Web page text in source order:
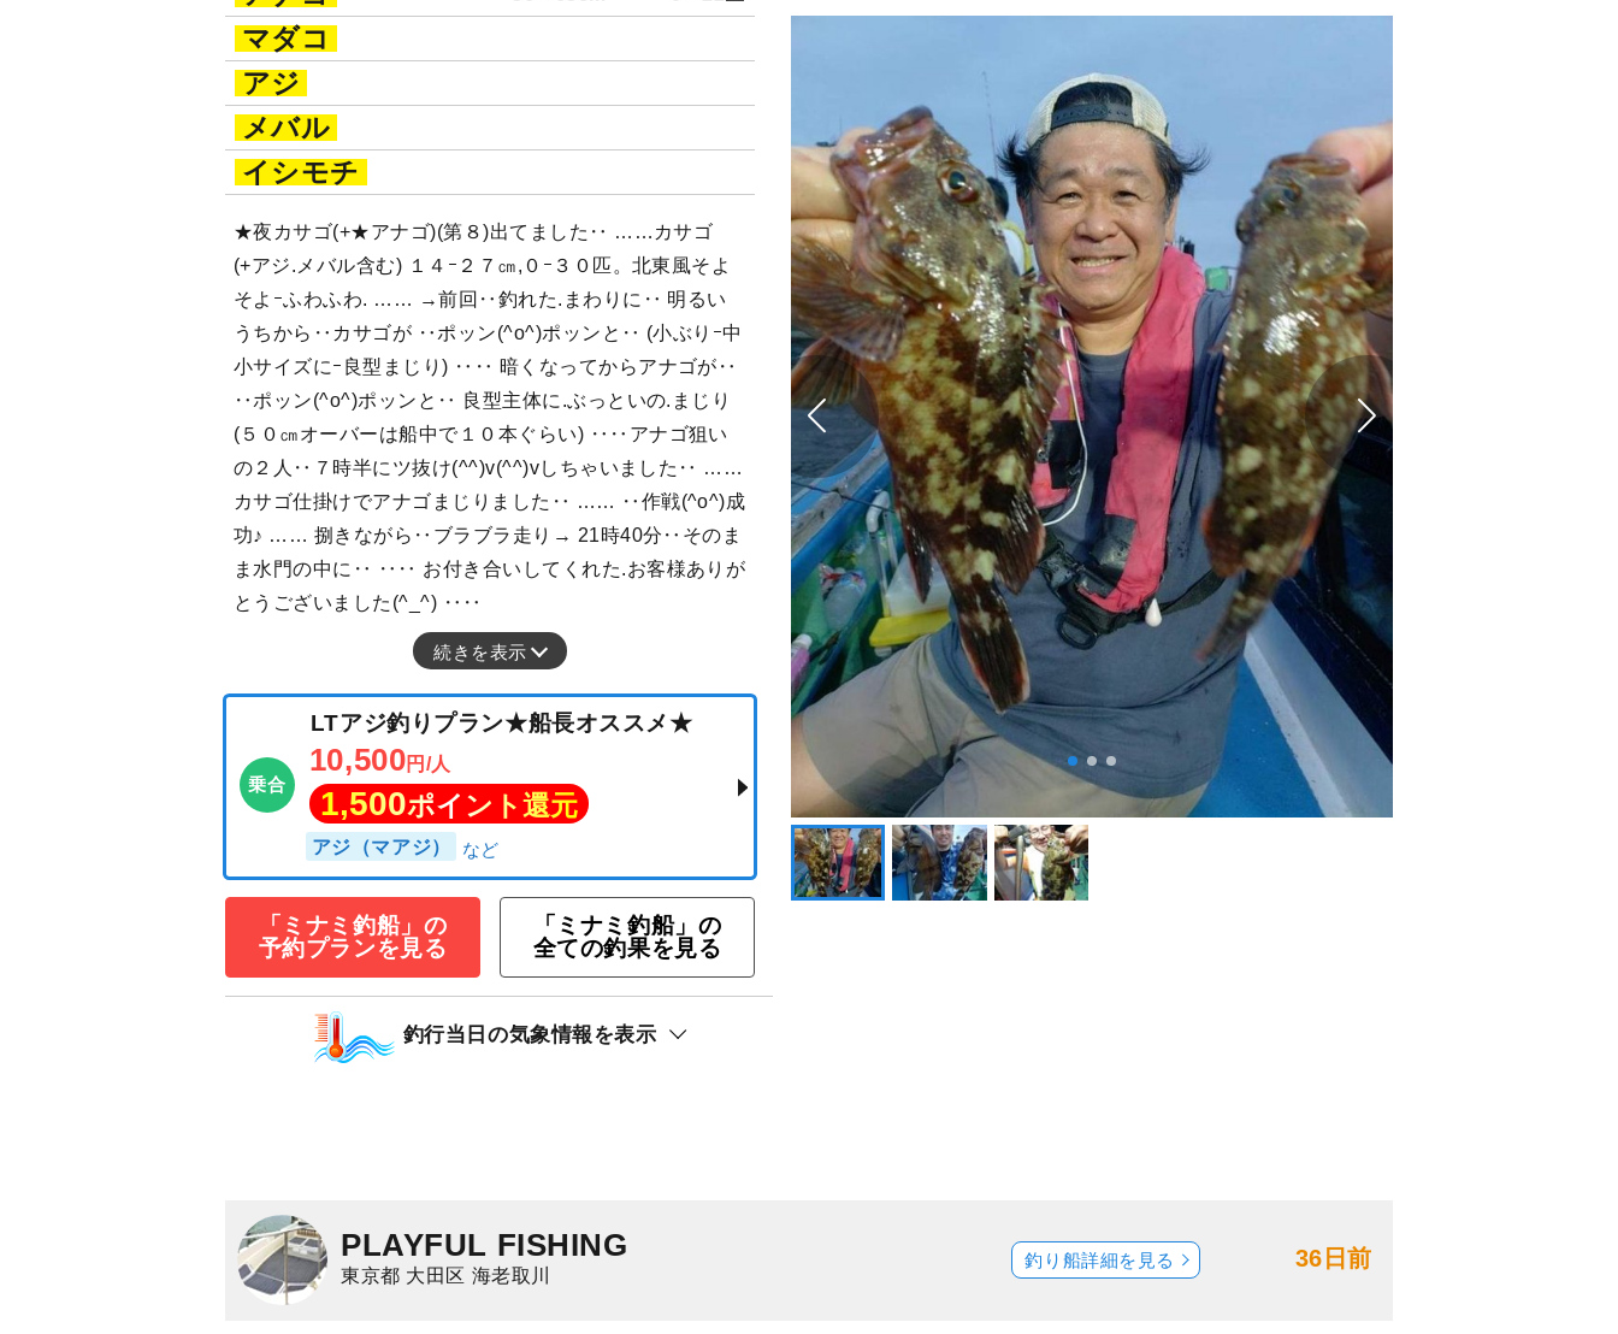
マダコ
アジ
メバル
イシモチ
★夜カサゴ(+★アナゴ)(第８)出てました‥ ……カサゴ
(+アジ.メバル含む) １４ｰ２７㎝,０ｰ３０匹。北東風そよ
そよｰふわふわ. …… →前回‥釣れた.まわりに‥ 明るい
うちから‥カサゴが ‥ポッン(^o^)ポッンと‥ (小ぶりｰ中
小サイズにｰ良型まじり) ‥‥ 暗くなってからアナゴが‥
‥ポッン(^o^)ポッンと‥ 良型主体に.ぶっといの.まじり
(５０㎝オーバーは船中で１０本ぐらい) ‥‥アナゴ狙い
の２人‥７時半にツ抜け(^^)v(^^)vしちゃいました‥ ……
カサゴ仕掛けでアナゴまじりました‥ …… ‥作戦(^o^)成
功♪ …… 捌きながら‥ブラブラ走り→ 21時40分‥そのま
ま水門の中に‥ ‥‥ お付き合いしてくれた.お客様ありが
とうございました(^_^) ‥‥
続きを表示
乗合
LTアジ釣りプラン★船長オススメ★
10,500円/人
1,500ポイント還元
アジ（マアジ）
「ミナミ釣船」の
予約プランを見る
「ミナミ釣船」の
全ての釣果を見る
釣行当日の気象情報を表示
PLAYFUL FISHING
東京都 大田区 海老取川
36日前
釣り船詳細を見る